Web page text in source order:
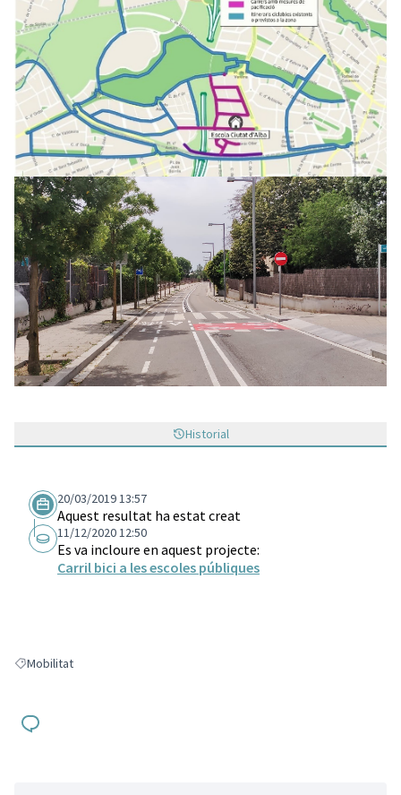
Historial
20/03/2019 13:57
Aquest resultat ha estat creat
11/12/2020 12:50
Es va incloure en aquest projecte:
Carril bici a les escoles públiques
Resultats en filtrar per: Mobilitat
Mobilitat